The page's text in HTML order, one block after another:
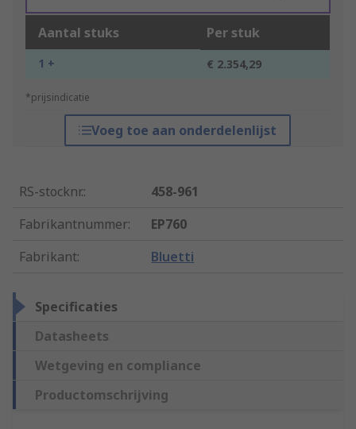
Aantal stuks Per stuk
1 + € 2.354,29
*prijsindicatie
Voeg toe aan onderdelenlijst
RS-stocknr.:
458-961
Fabrikantnummer:
EP760
Fabrikant: Bluetti
Specificaties
Datasheets
Wetgeving en compliance
Productomschrijving